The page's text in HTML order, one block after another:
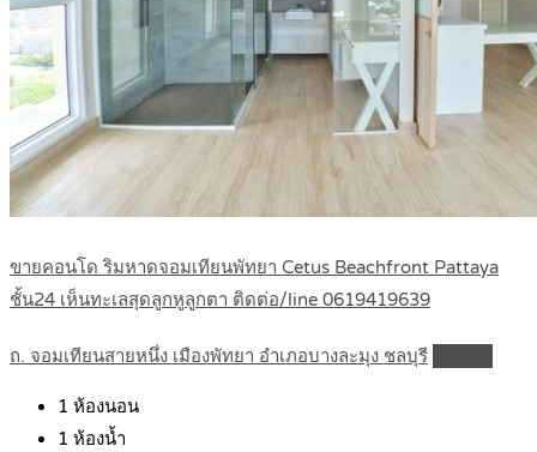
ขายคอนโด ริมหาดจอมเทียนพัทยา Cetus Beachfront Pattaya
ชั้น24 เห็นทะเลสุดลูกหูลูกตา ติดต่อ/line 0619419639
ถ. จอมเทียนสายหนึ่ง เมืองพัทยา อำเภอบางละมุง ชลบุรี
1 ห้องนอน
1 ห้องน้ำ